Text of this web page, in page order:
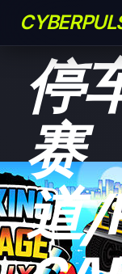
停
赛
道/